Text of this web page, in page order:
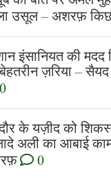
उसूल – अशरफ़
इंसानियत की मदद
ज़रिया –
0
के यज़ीद को
अली का आबाई
0